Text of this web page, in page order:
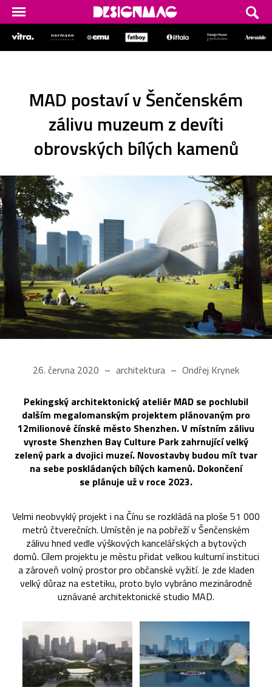
MAD postaví v Šenčenském
zálivu muzeum z devíti
obrovských bílých kamenů
26. června 2020 architektura Ondřej Krynek
Pekingský architektonický ateliér MAD se pochlubil
dalším megalomanským projektem plánovaným pro
12milionové čínské město Shenzhen. V místním zálivu
vyroste Shenzhen Bay Culture Park zahrnující velký
zelený park a dvojici muzeí. Novostavby budou mít tvar
na sebe poskládaných bílých kamenů. Dokončení
se plánuje už v roce 2023.
Velmi neobvyklý projekt i na Čínu se rozkládá na ploše 51 000
metrů čtverečních. Umístěn je na pobřeží v Šenčenském
zálivu hned vedle výškových kancelářských a bytových
domů. Cílem projektu je městu přidat velkou kulturní instituci
a zároveň volný prostor pro občanské vyžití. Je zde kladen
velký důraz na estetiku, proto bylo vybráno mezinárodně
uznávané architektonické studio MAD.